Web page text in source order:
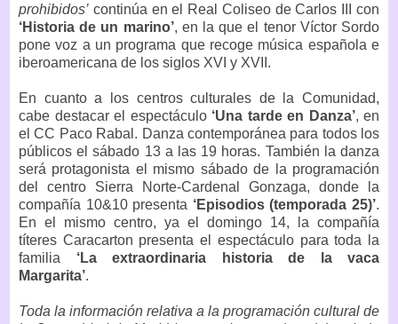
prohibidos’ continúa en el Real Coliseo de Carlos III con
‘Historia de un marino’, en la que el tenor Víctor Sordo
pone voz a un programa que recoge música española e
iberoamericana de los siglos XVI y XVII.
En cuanto a los centros culturales de la Comunidad,
cabe destacar el espectáculo ‘Una tarde en Danza’, en
el CC Paco Rabal. Danza contemporánea para todos los
públicos el sábado 13 a las 19 horas. También la danza
será protagonista el mismo sábado de la programación
del centro Sierra Norte-Cardenal Gonzaga, donde la
compañía 10&10 presenta ‘Episodios (temporada 25)’.
En el mismo centro, ya el domingo 14, la compañía
títeres Caracarton presenta el espectáculo para toda la
familia ‘La extraordinaria historia de la vaca
Margarita’.
Toda la información relativa a la programación cultural de